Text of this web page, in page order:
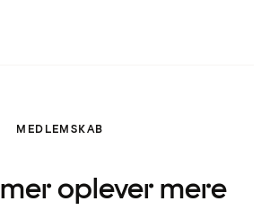
MEDLEMSKAB
oplever mere